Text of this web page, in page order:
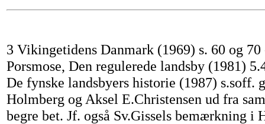
3 Vikingetidens Danmark (1969) s. 60 og
Porsmose, Den regulerede landsby (1981)
De fynske landsbyers historie (1987) s.soff.
Holmberg og Aksel E.Christensen ud fra
begre bet. Jf. også Sv.Gissels bemærkning i